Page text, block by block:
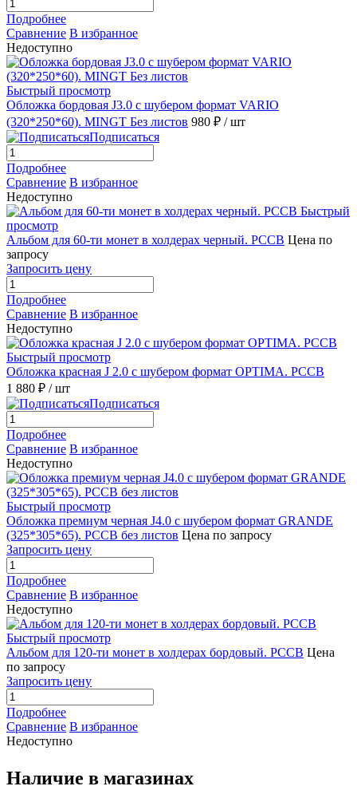
Подробнее
Сравнение В избранное
Недоступно
Быстрый просмотр
Обложка бордовая J3.0 с шубером формат VARIO
(320*250*60). MINGT Без листов 980 ₽ / шт
Подписаться
Подробнее
Сравнение В избранное
Недоступно
Быстрый
просмотр
Альбом для 60-ти монет в холдерах черный. РССВ Цена по
запросу
Запросить цену
Подробнее
Сравнение В избранное
Недоступно
Быстрый просмотр
Обложка красная J 2.0 с шубером формат OPTIMA. РССВ
1 880 ₽ / шт
Подписаться
Подробнее
Сравнение В избранное
Недоступно
Быстрый просмотр
Обложка премиум черная J4.0 с шубером формат GRANDE
(325*305*65). РССВ без листов Цена по запросу
Запросить цену
Подробнее
Сравнение В избранное
Недоступно
Быстрый просмотр
Альбом для 120-ти монет в холдерах бордовый. РССВ Цена
по запросу
Запросить цену
Подробнее
Сравнение В избранное
Недоступно
Наличие в магазинах